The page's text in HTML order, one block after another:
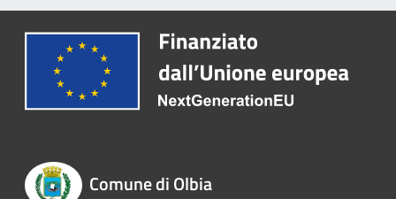
Comune di Olbia